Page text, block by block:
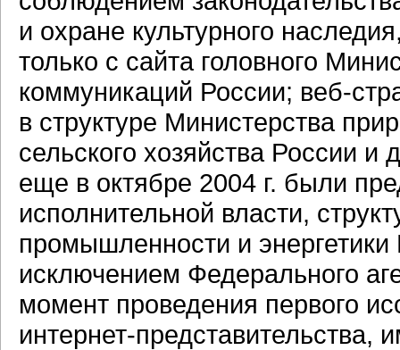
и охране культурного
только с сайта головного
коммуникаций России; веб-
в структуре Министерства
сельского хозяйства России
еще в октябре 2004 г. были
исполнительной власти,
промышленности и
исключением Федерального
момент проведения первого
интернет-представительства,